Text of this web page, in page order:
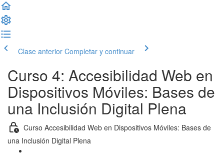
Clase anterior Completar y continuar
Curso 4: Accesibilidad Web en
Dispositivos Móviles: Bases de
una Inclusión Digital Plena
Curso Accesibilidad Web en Dispositivos Móviles: Bases de
una Inclusión Digital Plena